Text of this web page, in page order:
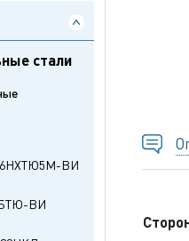
стали
ВИ
ВИ